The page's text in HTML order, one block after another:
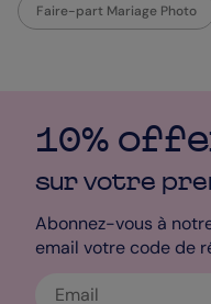
Faire-part Mariage Photo
10%
sur votre
Abonnez-vous à
email votre code de